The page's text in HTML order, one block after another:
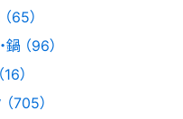
65）
（96）
）
705）